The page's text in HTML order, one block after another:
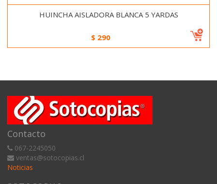
HUINCHA AISLADORA BLANCA 5 YARDAS
$ 290
Contacto
067-2245050
ventas@sotocopias.cl
Noticias